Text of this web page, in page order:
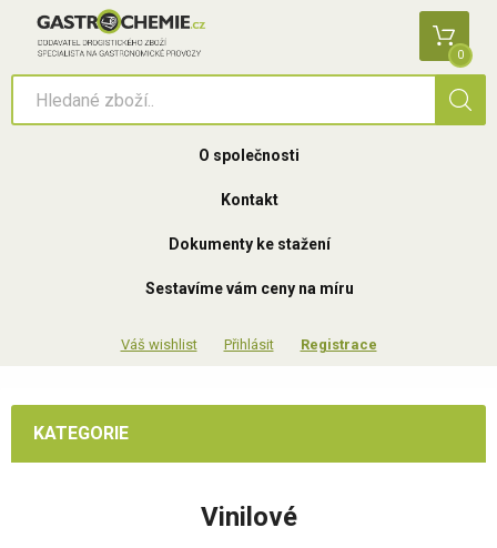
0
O společnosti
Kontakt
Dokumenty ke stažení
Sestavíme vám ceny na míru
Přihlásit Registrace
KATEGORIE
Vinilové